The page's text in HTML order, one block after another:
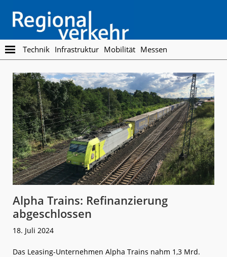
main
content
footer
Regionalverkehr
Die
Fachzeitschrift
den
Öffentlichen
Personennahverkehr
Technik Infrastruktur Mobilität Messen
Alpha Trains: Refinanzierung
abgeschlossen
18. Juli 2024
Das Leasing-Unternehmen Alpha Trains nahm 1,3 Mrd.